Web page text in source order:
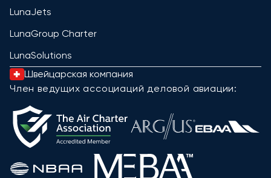
LunaJets
LunaGroup Charter
LunaSolutions
Швейцарская компания
Член ведущих ассоциаций деловой авиации: